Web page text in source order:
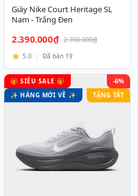
Giày Nike Court Heritage SL
Nam - Trắng Đen
2.390.000₫ 2.700.000₫
5.0 | Đã bán 19
🎁 SIÊU SALE 🎁
✨ HÀNG MỚI VỀ ✨
-6%
TẶNG TẤT